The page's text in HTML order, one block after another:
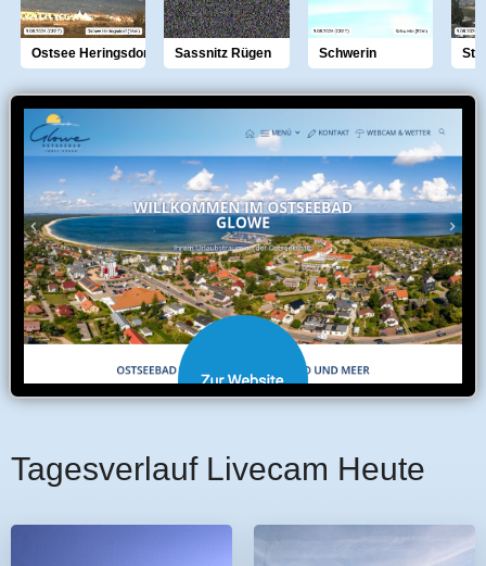
Ostsee Heringsdorf Sassnitz Rügen Schwerin
Tagesverlauf Livecam Heute